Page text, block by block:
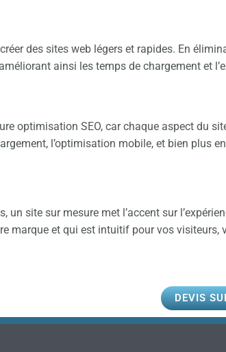
des sites web légers et rapides. En
ainsi les temps de chargement et
optimisation SEO, car chaque aspect du
l’optimisation mobile, et bien plus
un site sur mesure met l’accent sur
marque et qui est intuitif pour vos
DEVIS